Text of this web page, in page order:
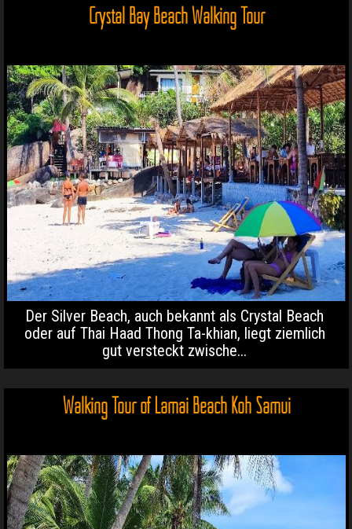
Crystal Bay Beach Walking Tour
Der Silver Beach, auch bekannt als Crystal Beach
oder auf Thai Haad Thong Ta-khian, liegt ziemlich
gut versteckt zwische...
Walking Tour of Lamai Beach Koh Samui